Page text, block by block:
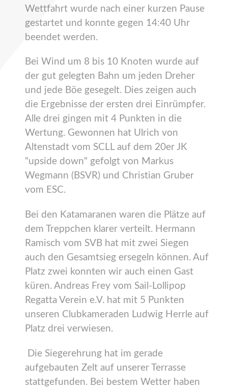
Wettfahrt wurde nach einer kurzen Pause
gestartet und konnte gegen 14:40 Uhr
beendet werden.
Bei Wind um 8 bis 10 Knoten wurde auf
der gut gelegten Bahn um jeden Dreher
und jede Böe gesegelt. Dies zeigen auch
die Ergebnisse der ersten drei Einrümpfer.
Alle drei gingen mit 4 Punkten in die
Wertung. Gewonnen hat Ulrich von
Altenstadt vom SCLL auf dem 20er JK
"upside down" gefolgt von Markus
Wegmann (BSVR) und Christian Gruber
vom ESC.
Bei den Katamaranen waren die Plätze auf
dem Treppchen klarer verteilt. Hermann
Ramisch vom SVB hat mit zwei Siegen
auch den Gesamtsieg ersegeln können. Auf
Platz zwei konnten wir auch einen Gast
küren. Andreas Frey vom Sail-Lollipop
Regatta Verein e.V. hat mit 5 Punkten
unseren Clubkameraden Ludwig Herrle auf
Platz drei verwiesen.
Die Siegerehrung hat im gerade
aufgebauten Zelt auf unserer Terrasse
stattgefunden. Bei bestem Wetter haben